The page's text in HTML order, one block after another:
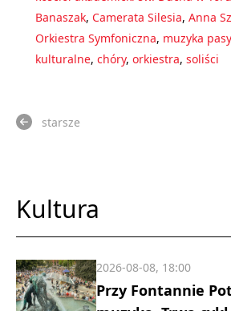
Banaszak, Camerata Silesia, Anna
Orkiestra Symfoniczna, muzyka
kulturalne, chóry, orkiestra, soliści
starsze
Kultura
Przy Fontannie
2026-08-08, 18:00